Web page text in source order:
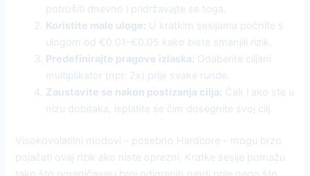
potrošiti dnevno i pridržavajte se toga.
Koristite male uloge: U kratkim sesijama počnite s
ulogom od €0.01–€0.05 kako biste smanjili rizik.
Predefinirajte pragove izlaska: Odaberite ciljani
multiplikator (npr. 2x) prije svake runde.
Zaustavite se nakon postizanja cilja: Čak i ako ste u
nizu dobitaka, isplatite se čim dosegnite svoj cilj.
Visokovolatilni modovi – posebno Hardcore – mogu brzo
pojačati ovaj rizik ako niste oprezni. Kratke sesije pomažu